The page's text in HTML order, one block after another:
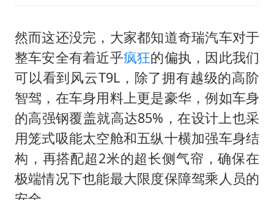
然而这还没完，大家都知道奇瑞汽车对于
整车安全有着近乎疯狂的偏执，因此我们
可以看到风云T9L，除了拥有越级的高阶
智驾，在车身用料上更是豪华，例如车身
的高强钢覆盖就高达85%，在设计上也采
用笼式吸能太空舱和五纵十横加强车身结
构，再搭配超2米的超长侧气帘，确保在
极端情况下也能最大限度保障驾乘人员的